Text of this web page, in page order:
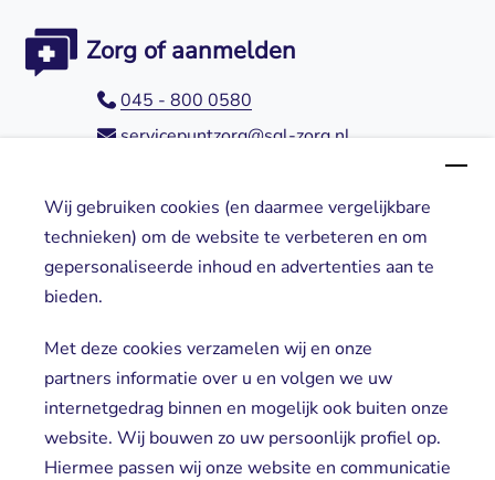
Wij gebruiken cookies (en daarmee vergelijkbare
technieken) om de website te verbeteren en om
gepersonaliseerde inhoud en advertenties aan te
bieden.
Met deze cookies verzamelen wij en onze
partners informatie over u en volgen we uw
internetgedrag binnen en mogelijk ook buiten onze
website. Wij bouwen zo uw persoonlijk profiel op.
Hiermee passen wij onze website en communicatie
Zorg of aanmelden
045 - 800 0580
servicepuntzorg@sgl-zorg.nl
Direct naar
Locaties
Vrijwilligers